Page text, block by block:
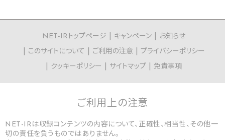
NET-IRトップページ キャンペーン
お知らせ
このサイトについて
ご利用の注意
プライバシーポリシー
クッキーポリシー
サイトマップ 免責事項
ご利用上の注意
NET-IRは収録コンテンツの内容について、正確性、相当性、その他一
切の責任を負うものではありません。